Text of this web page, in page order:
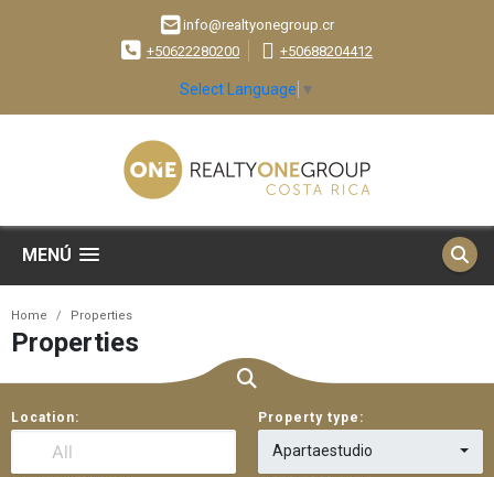
info@realtyonegroup.cr
+50622280200
+50688204412
Select Language ▼
MENÚ
Home Properties
Properties
Location: Property type:
Apartaestudio